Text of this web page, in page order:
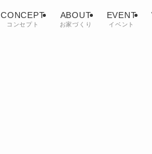
CONCEPT
コンセプト
ABOUT
お家づくり
EVENT
イベント